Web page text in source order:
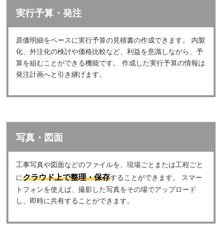
実行予算・発注
原価明細をベースに実行予算の見積書の作成できます。 内製
化、外注化の検討や価格比較など、利益を意識しながら、予
算を組むことができる機能です。 作成した実行予算の情報は
発注計画へと引き継げます。
写真・図面
工事写真や図面などのファイルを、現場ごとまたは工程ごと
にクラウド上で整理・保存することができます。 スマー
トフォンを使えば、撮影した写真をその場でアップロード
し、即時に共有することができます。